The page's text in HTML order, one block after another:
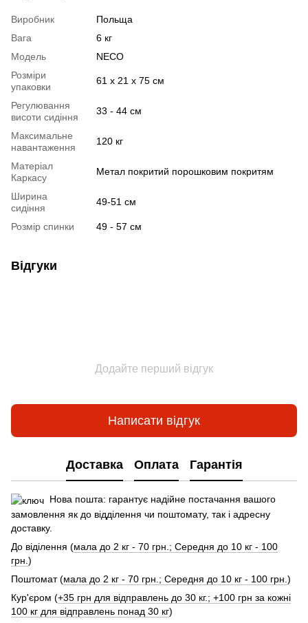
Виробник
Польща
Вага
6 кг
Модель
NECO
Розміри
упаковки
61 х 21 х 75 см
Регулювання
висоти сидіння
33 - 44 см
Максимальне
навантаження
120 кг
Матеріал
Каркасу
Метал покритий порошковим покритям
Ширина
сидіння
49-51 см
Розмір спинки 49 - 57 см
Відгуки
Додайте перший відгук
Написати відгук
Доставка Оплата Гарантія
Нова пошта: гарантує надійне постачання вашого
замовлення як до відділення чи поштомату, так і адресну
доставку.
До віділення (мала до 2 кг - 70 грн.; Середня до 10 кг - 100
грн. )
Поштомат (мала до 2 кг - 70 грн.; Середня до 10 кг - 100 грн. )
Кур'єром (+35 грн для відправлень до 30 кг.; +100 грн за кожні
100 кг для відправлень понад 30 кг)